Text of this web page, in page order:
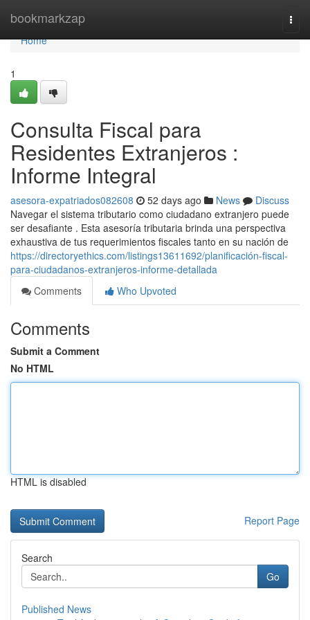
bookmarkzap
Home
Home
1
Consulta Fiscal para
Residentes Extranjeros :
Informe Integral
asesora-expatriados082608 52 days ago News
Discuss
Navegar el sistema tributario como ciudadano extranjero puede
ser desafiante . Esta asesoría tributaria brinda una perspectiva
exhaustiva de tus requerimientos fiscales tanto en su nación de
https://directoryethics.com/listings13611692/planificación-fiscal-
para-ciudadanos-extranjeros-informe-detallada
Comments
Who Upvoted
Comments
Submit a Comment
No HTML
HTML is disabled
Report Page
Search
Go
Published News